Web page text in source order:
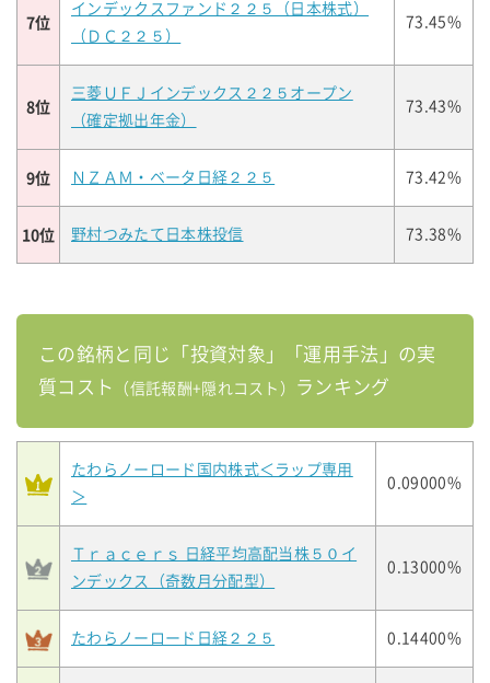
7位
インデックスファンド２２５（日本株式）
（ＤＣ２２５）
73.45%
8位
三菱ＵＦＪインデックス２２５オープン
（確定拠出年金）
73.43%
9位 ＮＺＡＭ・ベータ日経２２５ 73.42%
10位 野村つみたて日本株投信 73.38%
この銘柄と同じ「投資対象」「運用手法」の実
質コスト
（信託報酬+隠れコスト） ランキング
たわらノーロード国内株式＜ラップ専用
＞
0.09000%
Ｔｒａｃｅｒｓ 日経平均高配当株５０イ
ンデックス（奇数月分配型）
0.13000%
たわらノーロード日経２２５ 0.14400%